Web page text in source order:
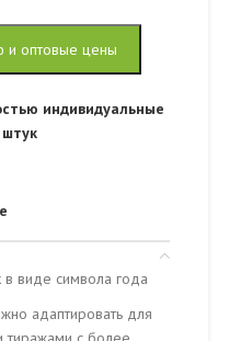
и оптовые цены
индивидуальные
виде символа года
адаптировать для